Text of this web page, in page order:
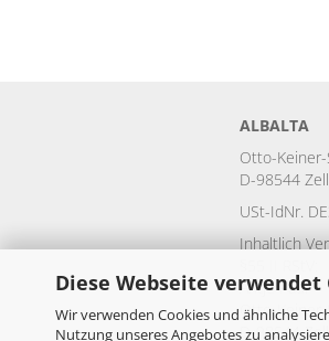
Diese Webseite
Wir verwenden Cookies und ähnliche
Nutzung unseres Angebotes zu
ALBALTA
Otto-Keiner-
D-98544
USt-IdNr.
Inhaltlich
Antje Paul
Otto-
D-98544